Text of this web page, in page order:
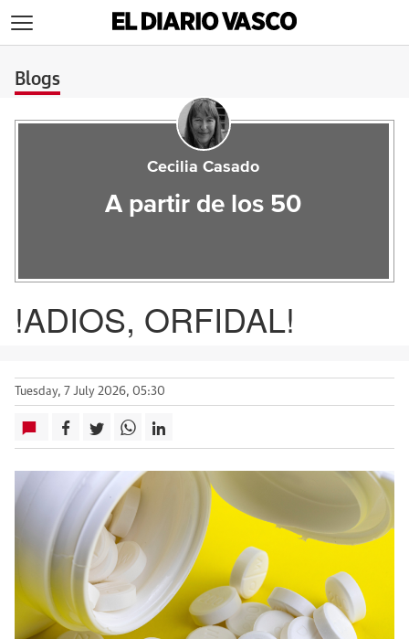
Blogs
Cecilia Casado
A partir de los 50
!ADIOS, ORFIDAL!
Tuesday, 7 July 2026, 05:30